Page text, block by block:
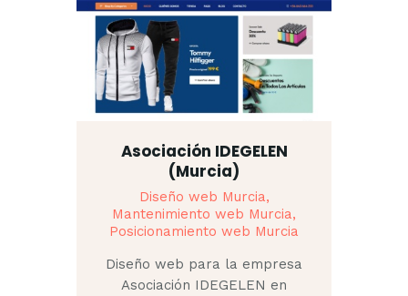
Asociación IDEGELEN
(Murcia)
Diseño web Murcia,
Mantenimiento web Murcia,
Posicionamiento web Murcia
Diseño web para la empresa
Asociación IDEGELEN en